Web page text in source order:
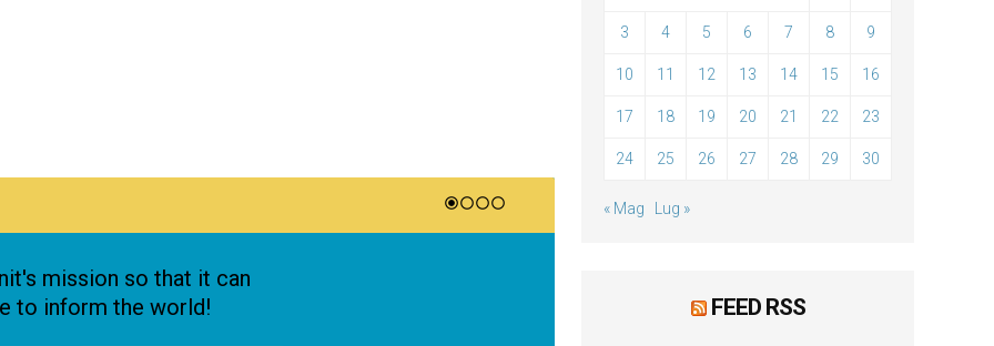
3 4 5 6 7 8 9
10 11 12 13 14 15 16
17 18 19 20 21 22 23
24 25 26 27 28 29 30
« Mag Lug »
FEED RSS